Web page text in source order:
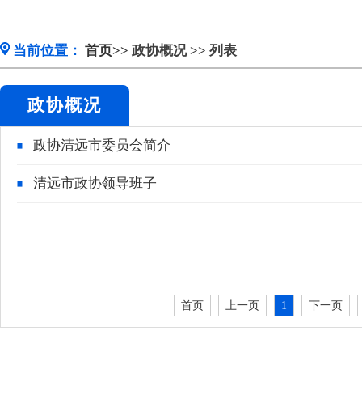
当前位置： 首页>> 政协概况>> 列表
政协概况
政协清远市委员会简介
清远市政协领导班子
首页 上一页 1 下一页